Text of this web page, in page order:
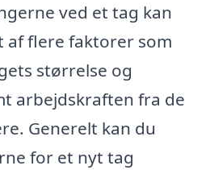
ved et tag kan
flere faktorer som
størrelse og
arbejdskraften fra de
Generelt kan du
for et nyt tag